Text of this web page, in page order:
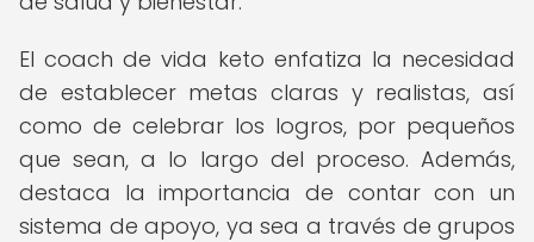
El coach de vida keto enfatiza la necesidad
de establecer metas claras y realistas, así
como de celebrar los logros, por pequeños
que sean, a lo largo del proceso. Además,
destaca la importancia de contar con un
sistema de apoyo, ya sea a través de grupos